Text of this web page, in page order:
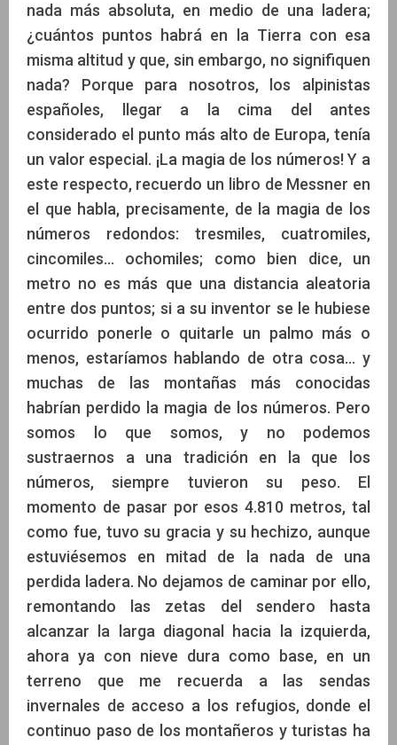
nada más absoluta, en medio de una ladera;
¿cuántos puntos habrá en la Tierra con esa
misma altitud y que, sin embargo, no signifiquen
nada? Porque para nosotros, los alpinistas
españoles, llegar a la cima del antes
considerado el punto más alto de Europa, tenía
un valor especial. ¡La magia de los números! Y a
este respecto, recuerdo un libro de Messner en
el que habla, precisamente, de la magia de los
números redondos: tresmiles, cuatromiles,
cincomiles… ochomiles; como bien dice, un
metro no es más que una distancia aleatoria
entre dos puntos; si a su inventor se le hubiese
ocurrido ponerle o quitarle un palmo más o
menos, estaríamos hablando de otra cosa… y
muchas de las montañas más conocidas
habrían perdido la magia de los números. Pero
somos lo que somos, y no podemos
sustraernos a una tradición en la que los
números, siempre tuvieron su peso. El
momento de pasar por esos 4.810 metros, tal
como fue, tuvo su gracia y su hechizo, aunque
estuviésemos en mitad de la nada de una
perdida ladera. No dejamos de caminar por ello,
remontando las zetas del sendero hasta
alcanzar la larga diagonal hacia la izquierda,
ahora ya con nieve dura como base, en un
terreno que me recuerda a las sendas
invernales de acceso a los refugios, donde el
continuo paso de los montañeros y turistas ha